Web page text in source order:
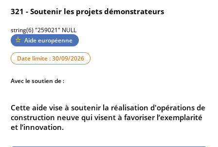
321 - Soutenir les projets démonstrateurs
string(6) "259021" NULL
Aide européenne
Date limite : 30/09/2026
Avec le soutien de :
Cette aide vise à soutenir la réalisation d'opérations de
construction neuve qui visent à favoriser l’exemplarité
et l’innovation.